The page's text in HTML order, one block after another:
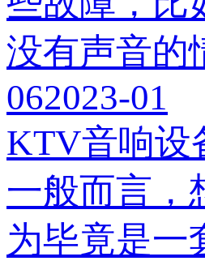
没有声音的
062023-01
KTV音响设
一般而言，
为毕竟是一